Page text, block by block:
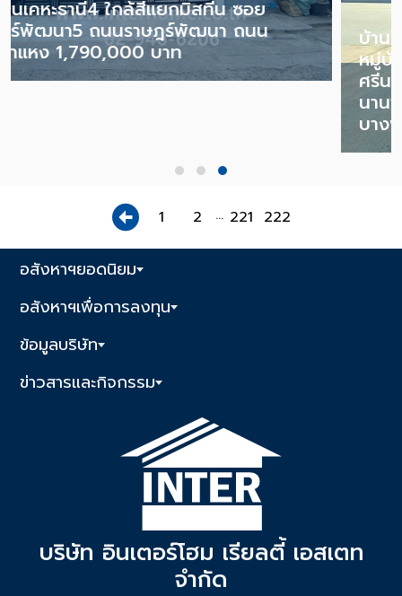
บ้านเดี่ยว 2 ชั้น 80.3 ตร.ว.
หมู่บ้านบางกอกบูเลอวาร์ด บางนา-
ศรีนครินทร์ ใกล้เมกาบางนา และโรงเรียน
นานาชาติสิงคโปร์สุวรรณภูมิ ถนนหนามแดง-
1 2 ... 221 222
อสังหาฯยอดนิยม
อสังหาฯเพื่อการลงทุน
ข้อมูลบริษัท
ข่าวสารและกิจกรรม
บริษัท อินเตอร์โฮม เรียลตี้ เอสเตท
จำกัด